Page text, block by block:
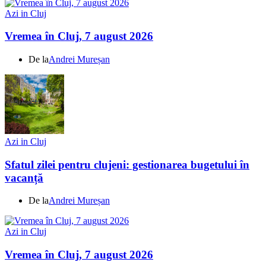
Azi in Cluj
Vremea în Cluj, 7 august 2026
De laAndrei Mureșan
Azi in Cluj
Sfatul zilei pentru clujeni: gestionarea bugetului în
vacanță
De laAndrei Mureșan
Azi in Cluj
Vremea în Cluj, 7 august 2026